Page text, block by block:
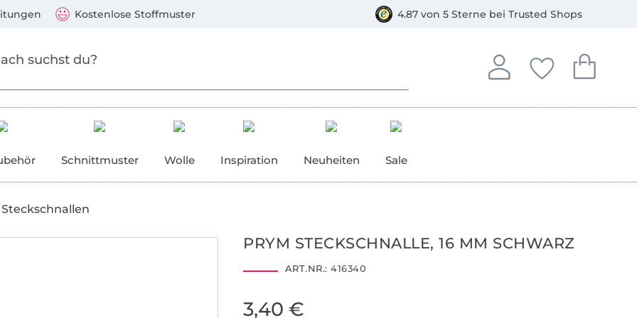
Kostenlose Stoffmuster 4.87 von 5 Sterne bei Trusted Shops
Anmelden
In deinem Konto
Deine
Du hast keine
Dein
Du hast
Schnittmuster Wolle Inspiration Neuheiten Sale
Steckschnallen
PRYM STECKSCHNALLE, 16 MM SCHWARZ
ART.NR.: 416340
3,40 €
Mastercard, PayPal, Giropay, Kauf auf Rechnung, Vorkasse